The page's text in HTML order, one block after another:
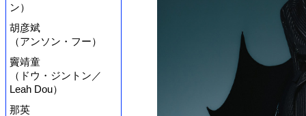
ン）
胡彦斌
（アンソン・フー）
竇靖童
（ドウ・ジントン／
Leah Dou）
那英